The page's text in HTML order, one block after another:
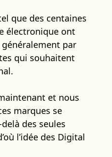
que des centaines
électronique ont
par
qui souhaitent
et nous
marques se
des seules
l’idée des Digital